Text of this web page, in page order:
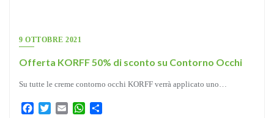
9 OTTOBRE 2021
Offerta KORFF 50% di sconto su Contorno Occhi
Su tutte le creme contorno occhi KORFF verrà applicato uno…
FacebookTwitterEmail WhatsApp